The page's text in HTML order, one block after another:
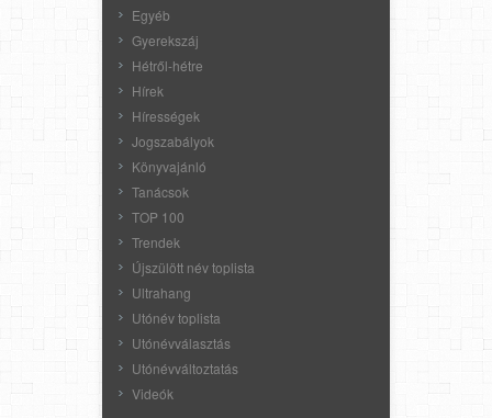
Egyéb
Gyerekszáj
Hétről-hétre
Hírek
Hírességek
Jogszabályok
Könyvajánló
Tanácsok
TOP 100
Trendek
Újszülött név toplista
Ultrahang
Utónév toplista
Utónévválasztás
Utónévváltoztatás
Videók